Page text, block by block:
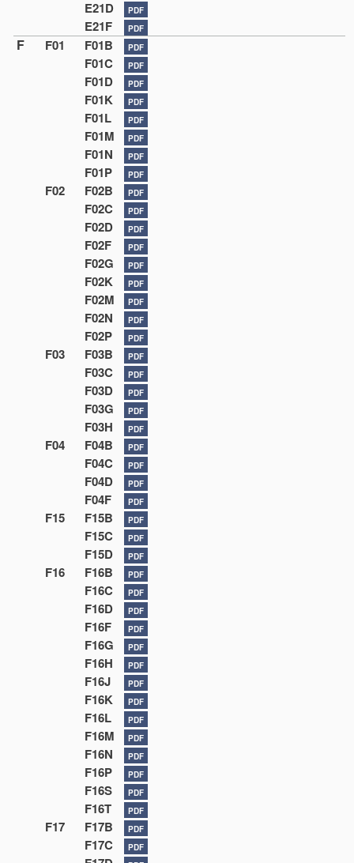
E21D PDF
E21F PDF
F F01 F01B PDF
F01C PDF
F01D PDF
F01K PDF
F01L PDF
F01M PDF
F01N PDF
F01P PDF
F02 F02B PDF
F02C PDF
F02D PDF
F02F PDF
F02G PDF
F02K PDF
F02M PDF
F02N PDF
F02P PDF
F03 F03B PDF
F03C PDF
F03D PDF
F03G PDF
F03H PDF
F04 F04B PDF
F04C PDF
F04D PDF
F04F PDF
F15 F15B PDF
F15C PDF
F15D PDF
F16 F16B PDF
F16C PDF
F16D PDF
F16F PDF
F16G PDF
F16H PDF
F16J PDF
F16K PDF
F16L PDF
F16M PDF
F16N PDF
F16P PDF
F16S PDF
F16T PDF
F17 F17B PDF
F17C PDF